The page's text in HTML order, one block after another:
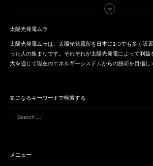
太陽光発電ムラ
太陽光発電ムラは、太陽光発電所を日本に1つでも多く設
った人の集まりです。それぞれが太陽光発電によって利益
大を通じて現在のエネルギーシステムからの脱却を目指し
気になるキーワードで検索する
メニュー